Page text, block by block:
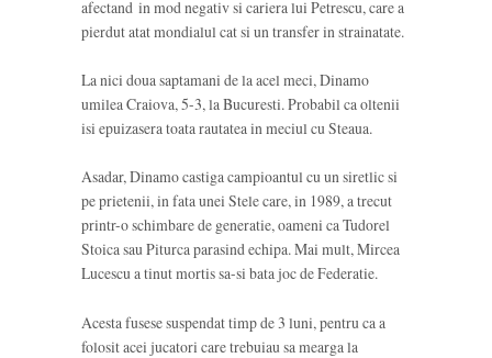
afectand in mod negativ si cariera lui Petrescu, care a
pierdut atat mondialul cat si un transfer in strainatate.
La nici doua saptamani de la acel meci, Dinamo
umilea Craiova, 5-3, la Bucuresti. Probabil ca oltenii
isi epuizasera toata rautatea in meciul cu Steaua.
Asadar, Dinamo castiga campioantul cu un siretlic si
pe prietenii, in fata unei Stele care, in 1989, a trecut
printr-o schimbare de generatie, oameni ca Tudorel
Stoica sau Piturca parasind echipa. Mai mult, Mircea
Lucescu a tinut mortis sa-si bata joc de Federatie.
Acesta fusese suspendat timp de 3 luni, pentru ca a
folosit acei jucatori care trebuiau sa mearga la